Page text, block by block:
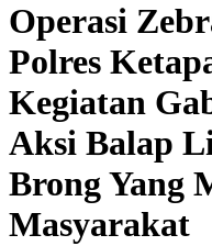
Operasi
Polres
Kegiatan
Aksi Balap
Brong Yang
Masyarakat